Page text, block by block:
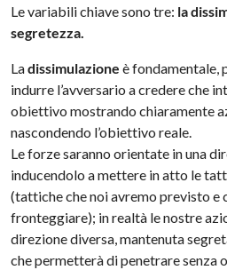
Le variabili chiave sono tre: la
segretezza.
Ladissimulazione è fondamentale,
indurre l’avversario a credere che
obiettivo mostrando chiaramente
nascondendo l’obiettivo reale.
Le forze saranno orientate in una
inducendolo a mettere in atto le
(tattiche che noi avremo previsto e
fronteggiare); in realtà le nostre
direzione diversa, mantenuta
che permetterà di penetrare senza